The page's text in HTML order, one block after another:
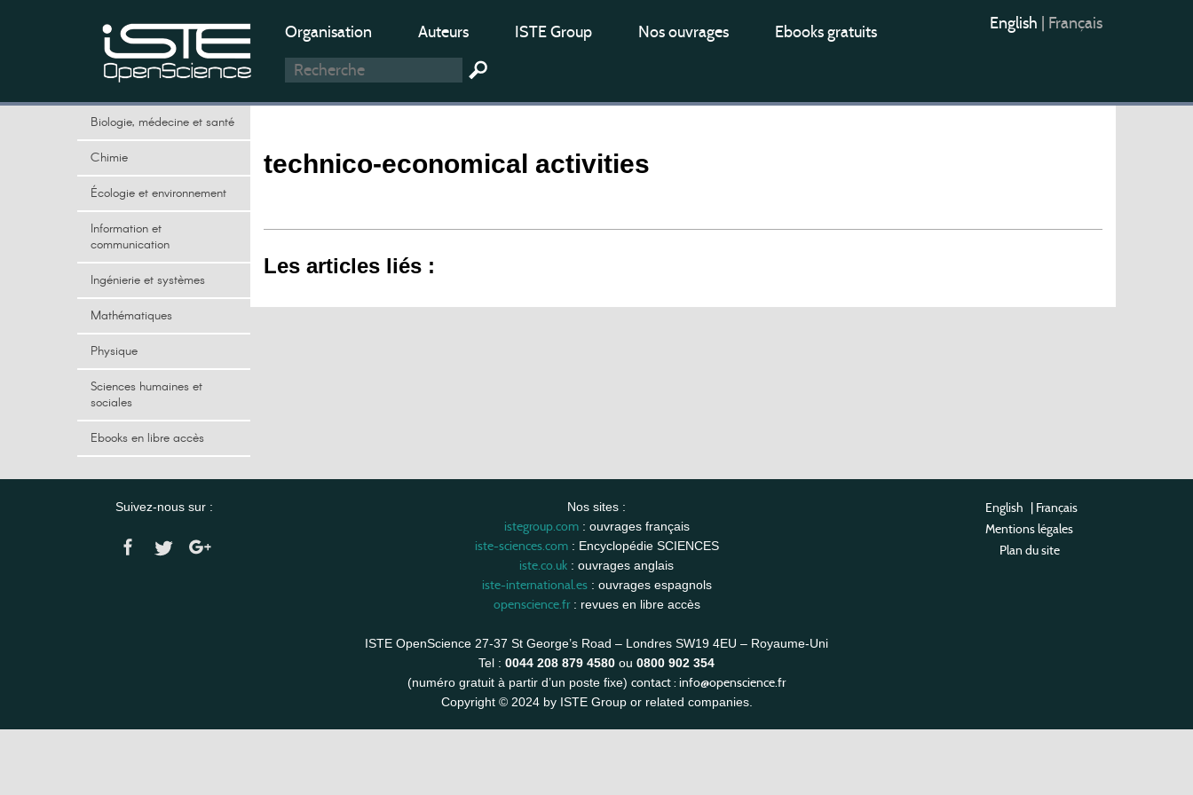
Organisation Auteurs ISTE Group Nos ouvrages Ebooks gratuits English Français
Biologie, médecine et santé
Chimie
Écologie et environnement
Information et
communication
Ingénierie et systèmes
Mathématiques
Physique
Sciences humaines et
sociales
Ebooks en libre accès
technico-economical activities
Les articles liés :
Suivez-nous sur : Nos sites :
istegroup.com: ouvrages français
iste-sciences.com: Encyclopédie SCIENCES
iste.co.uk : ouvrages anglais
iste-international.es: ouvrages espagnols
openscience.fr: revues en libre accès
ISTE OpenScience 27-37 St George’s Road – Londres SW19 4EU – Royaume-Uni
Tel : 0044 208 879 4580 ou 0800 902 354
(numéro gratuit à partir d’un poste fixe) contact : info@openscience.fr
Copyright © 2024 by ISTE Group or related companies.
English | Français
Mentions légales
Plan du site